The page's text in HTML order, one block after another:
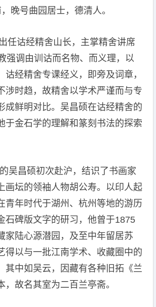
晚号曲园居士，德清人。
任诂经精舍山长，主掌精舍讲席
强调由训诂而名物、而义理，以
诂经精舍专课经义，即旁及词章，
涉时趋，故精舍以学术严谨而与专
成鲜明对比。吴昌硕在诂经精舍的
于金石学的理解和篆刻书法的探索
吴昌硕初次赴沪，结识了书画家
画坛的领袖人物胡公寿。以印人起
青年时代于湖州、杭州等地的游历
石碑版文字的研习，他曾于1875
家陆心源潜园，及至中年留居苏
得以与一批江南学术、收藏圈中的
其中如吴云，因藏有各种旧拓《兰
，故名其室为二百兰亭斋。